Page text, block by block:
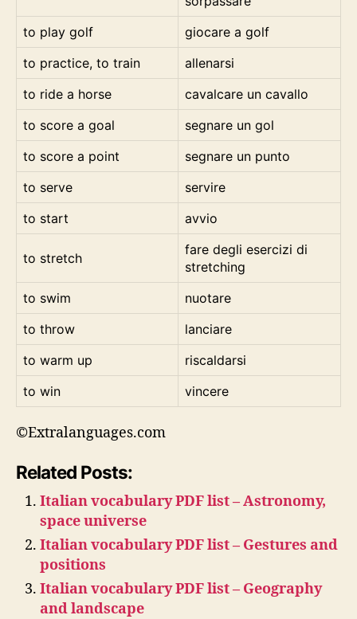
to play golf
giocare a golf
to practice, to train
allenarsi
to ride a horse
cavalcare un cavallo
to score a goal
segnare un gol
to score a point
segnare un punto
to serve
servire
to start
avvio
to stretch
fare degli esercizi di
stretching
to swim
nuotare
to throw
lanciare
to warm up
riscaldarsi
to win
vincere
©Extralanguages.com
Related Posts:
Italian vocabulary PDF list – Astronomy,
space universe
Italian vocabulary PDF list – Gestures and
positions
Italian vocabulary PDF list – Geography
and landscape